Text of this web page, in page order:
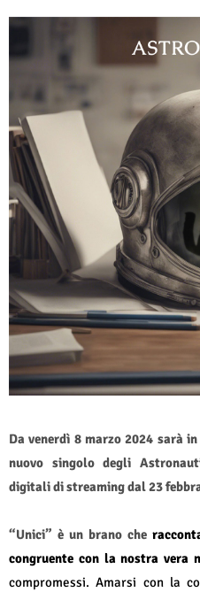
Da venerdì 8 marzo 2024 sarà
nuovo singolo degli
digitali di streaming dal 23
“Unici” è un brano che
congruente con la nostra vera
compromessi. Amarsi con la